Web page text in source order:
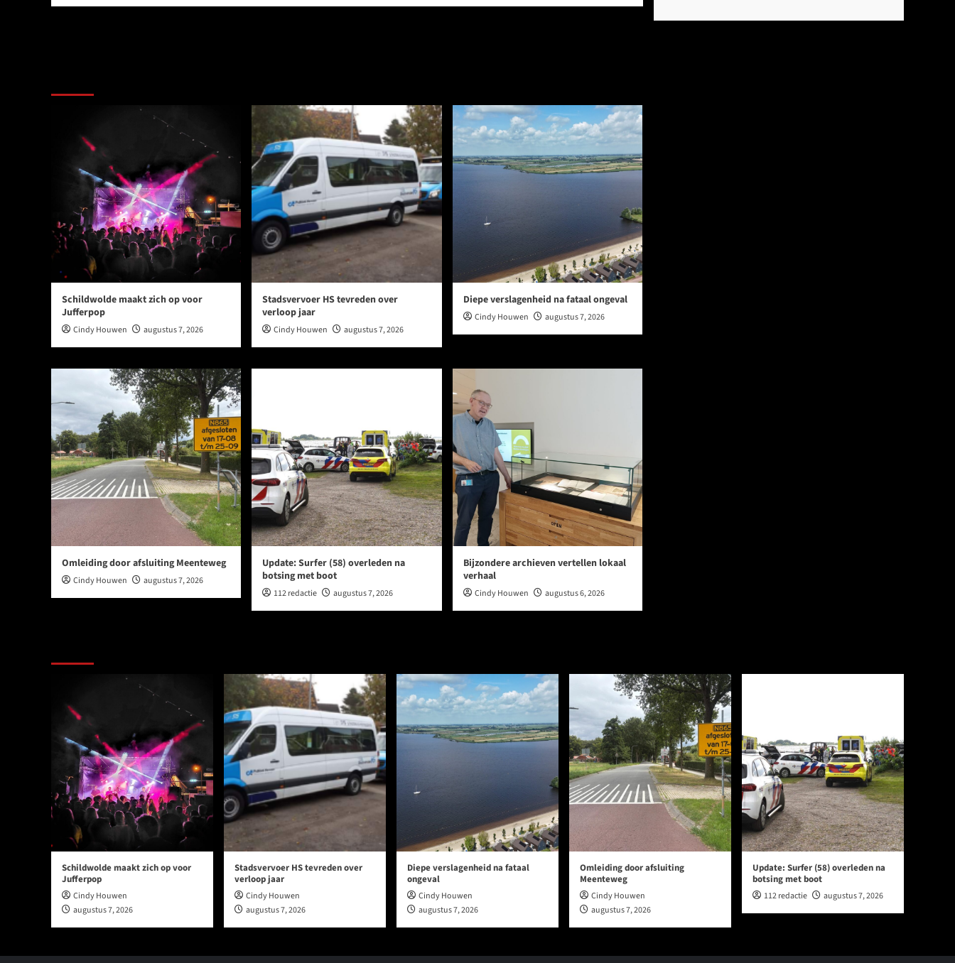
Schildwolde maakt zich op voor
Jufferpop
Cindy Houwen augustus 7, 2026
Stadsvervoer HS tevreden over
verloop jaar
Cindy Houwen augustus 7, 2026
Diepe verslagenheid na fataal ongeval
Cindy Houwen augustus 7, 2026
Omleiding door afsluiting Meenteweg
Cindy Houwen augustus 7, 2026
Update: Surfer (58) overleden na
botsing met boot
112 redactie augustus 7, 2026
Bijzondere archieven vertellen lokaal
verhaal
Cindy Houwen augustus 6, 2026
Schildwolde maakt zich op voor
Jufferpop
Cindy Houwen
augustus 7, 2026
Stadsvervoer HS tevreden over
verloop jaar
Cindy Houwen
augustus 7, 2026
Diepe verslagenheid na fataal
ongeval
Cindy Houwen
augustus 7, 2026
Omleiding door afsluiting
Meenteweg
Cindy Houwen
augustus 7, 2026
Update: Surfer (58) overleden na
botsing met boot
112 redactie augustus 7, 2026